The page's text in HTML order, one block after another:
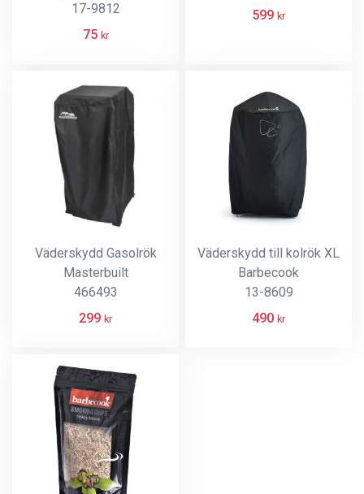
17-9812
75 kr
599 kr
Väderskydd Gasolrök
Masterbuilt
466493
299 kr
Väderskydd till kolrök XL
Barbecook
13-8609
490 kr